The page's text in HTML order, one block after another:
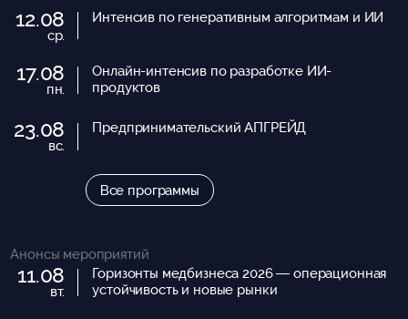
12.08
ср.
Интенсив по генеративным алгоритмам и ИИ
17.08
пн.
Онлайн-интенсив по разработке ИИ-
продуктов
23.08
вс.
Предпринимательский АПГРЕЙД
Все программы
Анонсы мероприятий
11.08
вт.
Горизонты медбизнеса 2026 — операционная
устойчивость и новые рынки